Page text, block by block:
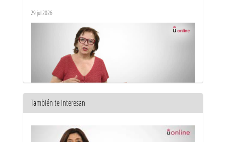
29 jul 2026
También te interesan